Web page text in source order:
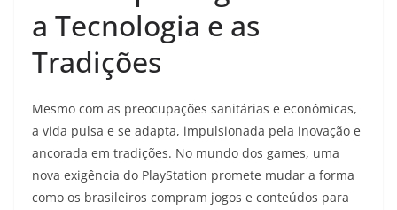
a Tecnologia e as
Tradições
Mesmo com as preocupações sanitárias e econômicas,
a vida pulsa e se adapta, impulsionada pela inovação e
ancorada em tradições. No mundo dos games, uma
nova exigência do PlayStation promete mudar a forma
como os brasileiros compram jogos e conteúdos para